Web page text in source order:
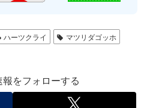
ハーツクライ
マツリダゴッホ
をフォローする